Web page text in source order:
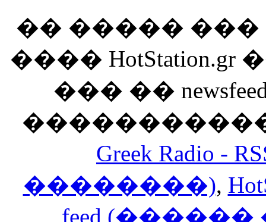
�� �����
����
��� ��
Greek Radio
��������),
feed